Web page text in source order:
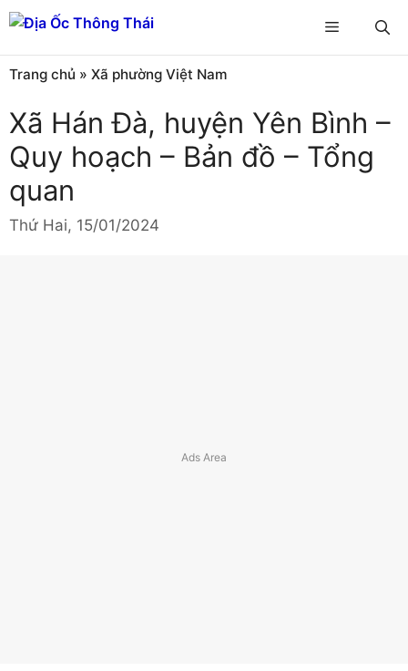
Chuyển
đến
nội
dung
Menu
Trang chủ » Xã phường Việt Nam
Xã Hán Đà, huyện Yên Bình –
Quy hoạch – Bản đồ – Tổng
quan
Thứ Hai, 15/01/2024